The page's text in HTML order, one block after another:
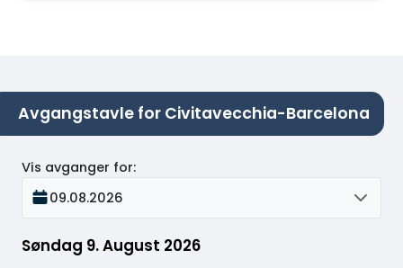
Avgangstavle for Civitavecchia-Barcelona
Søndag 9. August 2026
Vis avganger for:
09.08.2026